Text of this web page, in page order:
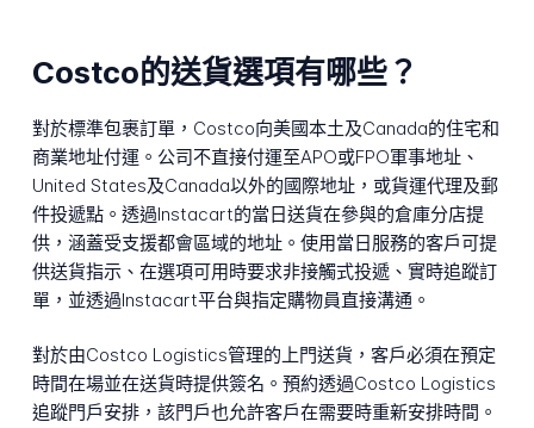
Costco的送貨選項有哪些？
對於標準包裹訂單，Costco向美國本土及Canada的住宅和
商業地址付運。公司不直接付運至APO或FPO軍事地址、
United States及Canada以外的國際地址，或貨運代理及郵
件投遞點。透過Instacart的當日送貨在參與的倉庫分店提
供，涵蓋受支援都會區域的地址。使用當日服務的客戶可提
供送貨指示、在選項可用時要求非接觸式投遞、實時追蹤訂
單，並透過Instacart平台與指定購物員直接溝通。
對於由Costco Logistics管理的上門送貨，客戶必須在預定
時間在場並在送貨時提供簽名。預約透過Costco Logistics
追蹤門戶安排，該門戶也允許客戶在需要時重新安排時間。